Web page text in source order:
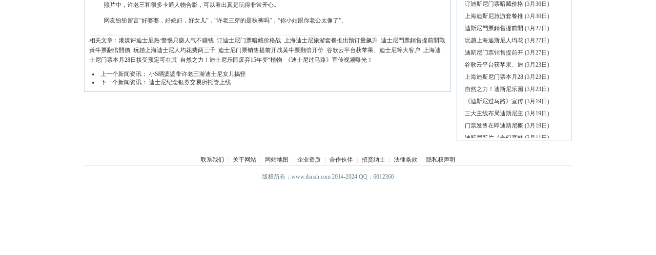
照片中，许老三和很多卡通人物合影，可以看出真是玩得非常开心。
网友纷纷留言“好婆婆，好媳妇，好女儿”，“许老三穿的是秋裤吗”，“你小姑跟你老公太像了”。
相关文章： 港媒评迪士尼热:警惕只赚人气不赚钱 订迪士尼门票暗藏价格战 上海迪士尼旅游套餐推出预订量飙升 迪士尼門票銷售提前開戰
黃牛票翻倍開價 玩趟上海迪士尼人均花费两三千 迪士尼门票销售提前开战黄牛票翻倍开价 谷歌云平台获苹果、迪士尼等大客户 上海迪
士尼门票本月28日接受预定可在其 自然之力！迪士尼乐园废弃15年变“植物 《迪士尼过马路》宣传视频曝光！
上一个新闻资讯： 小S晒婆婆带许老三游迪士尼女儿搞怪
下一个新闻资讯： 迪士尼纪念银券交易所托管上线
订迪斯尼门票暗藏价格 (3月30日)
上海迪斯尼旅游套餐推 (3月30日)
迪斯尼門票銷售提前開 (3月27日)
玩趟上海迪斯尼人均花 (3月27日)
迪斯尼门票销售提前开 (3月27日)
谷歌云平台获苹果、迪 (3月23日)
上海迪斯尼门票本月28 (3月23日)
自然之力！迪斯尼乐园 (3月23日)
《迪斯尼过马路》宣传 (3月19日)
三大主线布局迪斯尼主 (3月19日)
门票发售在即迪斯尼概 (3月19日)
迪斯尼新片《奇幻森林 (3月11日)
联系我们 关于网站 网站地图 企业资质 合作伙伴 招贤纳士 法律条款 隐私权声明
版权所有：www.dsnsh.com 2014-2024 QQ：6012360